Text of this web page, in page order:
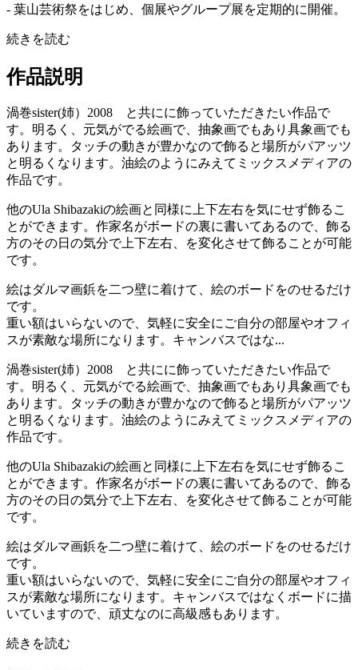
- 葉山芸術祭をはじめ、個展やグループ展を定期的に開催。
続きを読む
作品説明
渦巻sister(姉）2008 と共にに飾っていただきたい作品で
す。明るく、元気がでる絵画で、抽象画でもあり具象画でも
あります。タッチの動きが豊かなので飾ると場所がパアッツ
と明るくなります。油絵のようにみえてミックスメディアの
作品です。
他のUla Shibazakiの絵画と同様に上下左右を気にせず飾るこ
とができます。作家名がボードの裏に書いてあるので、飾る
方のその日の気分で上下左右、を変化させて飾ることが可能
です。
絵はダルマ画鋲を二つ壁に着けて、絵のボードをのせるだけ
です。
重い額はいらないので、気軽に安全にご自分の部屋やオフィ
スが素敵な場所になります。キャンバスではな...
渦巻sister(姉）2008 と共にに飾っていただきたい作品で
す。明るく、元気がでる絵画で、抽象画でもあり具象画でも
あります。タッチの動きが豊かなので飾ると場所がパアッツ
と明るくなります。油絵のようにみえてミックスメディアの
作品です。
他のUla Shibazakiの絵画と同様に上下左右を気にせず飾るこ
とができます。作家名がボードの裏に書いてあるので、飾る
方のその日の気分で上下左右、を変化させて飾ることが可能
です。
絵はダルマ画鋲を二つ壁に着けて、絵のボードをのせるだけ
です。
重い額はいらないので、気軽に安全にご自分の部屋やオフィ
スが素敵な場所になります。キャンバスではなくボードに描
いていますので、頑丈なのに高級感もあります。
続きを読む